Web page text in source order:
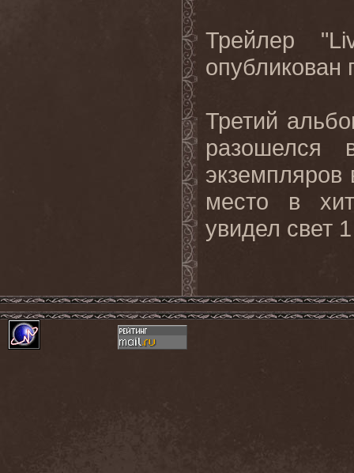
Трейлер
опубликован
Третий
место в
увидел свет